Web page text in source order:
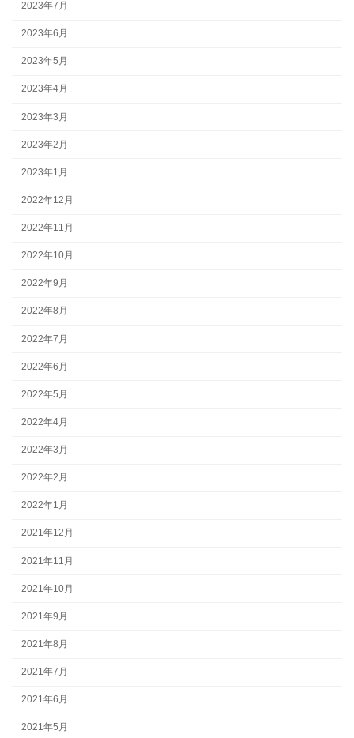
2023年7月
2023年6月
2023年5月
2023年4月
2023年3月
2023年2月
2023年1月
2022年12月
2022年11月
2022年10月
2022年9月
2022年8月
2022年7月
2022年6月
2022年5月
2022年4月
2022年3月
2022年2月
2022年1月
2021年12月
2021年11月
2021年10月
2021年9月
2021年8月
2021年7月
2021年6月
2021年5月